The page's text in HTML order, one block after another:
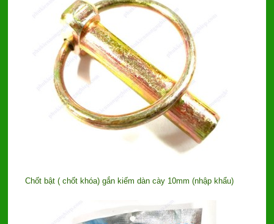
Chốt bật ( chốt khóa) gắn kiếm dàn cày 10mm (nhập khẩu)